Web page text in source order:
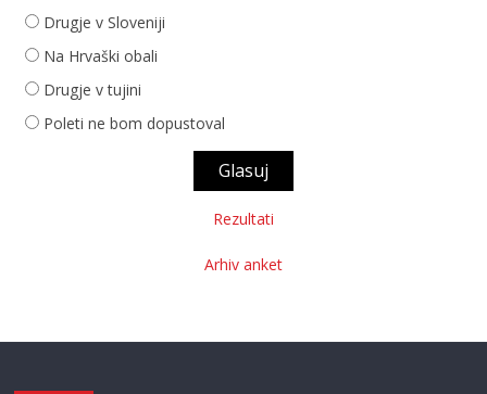
Drugje v Sloveniji
Na Hrvaški obali
Drugje v tujini
Poleti ne bom dopustoval
Rezultati
Arhiv anket